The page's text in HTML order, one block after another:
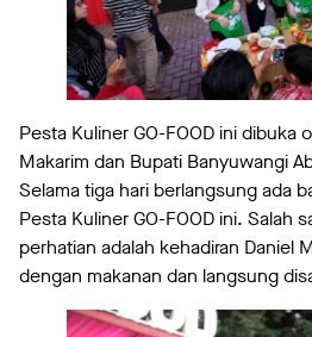
Pesta Kuliner GO-FOOD ini dibuka
Makarim dan Bupati Banyuwangi
Selama tiga hari berlangsung ada
Pesta Kuliner GO-FOOD ini. Salah
perhatian adalah kehadiran Daniel
dengan makanan dan langsung